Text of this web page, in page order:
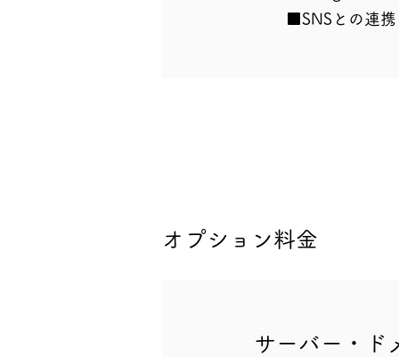
​■SNSとの連携
オプション料金
サーバー・ド